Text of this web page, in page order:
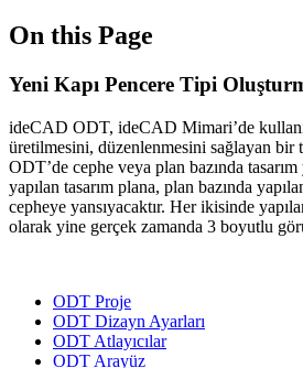
On this Page
Yeni Kapı Pencere Tipi
ideCAD ODT, ideCAD Mimari’de
üretilmesini, düzenlenmesini sağlayan bir
ODT’de cephe veya plan bazında tasarım
yapılan tasarım plana, plan bazında
cepheye yansıyacaktır. Her ikisinde
olarak yine gerçek zamanda 3 boyutlu
ODT Proje
ODT Dizayn Ayarları
ODT Atlayıcılar
ODT Arayüz